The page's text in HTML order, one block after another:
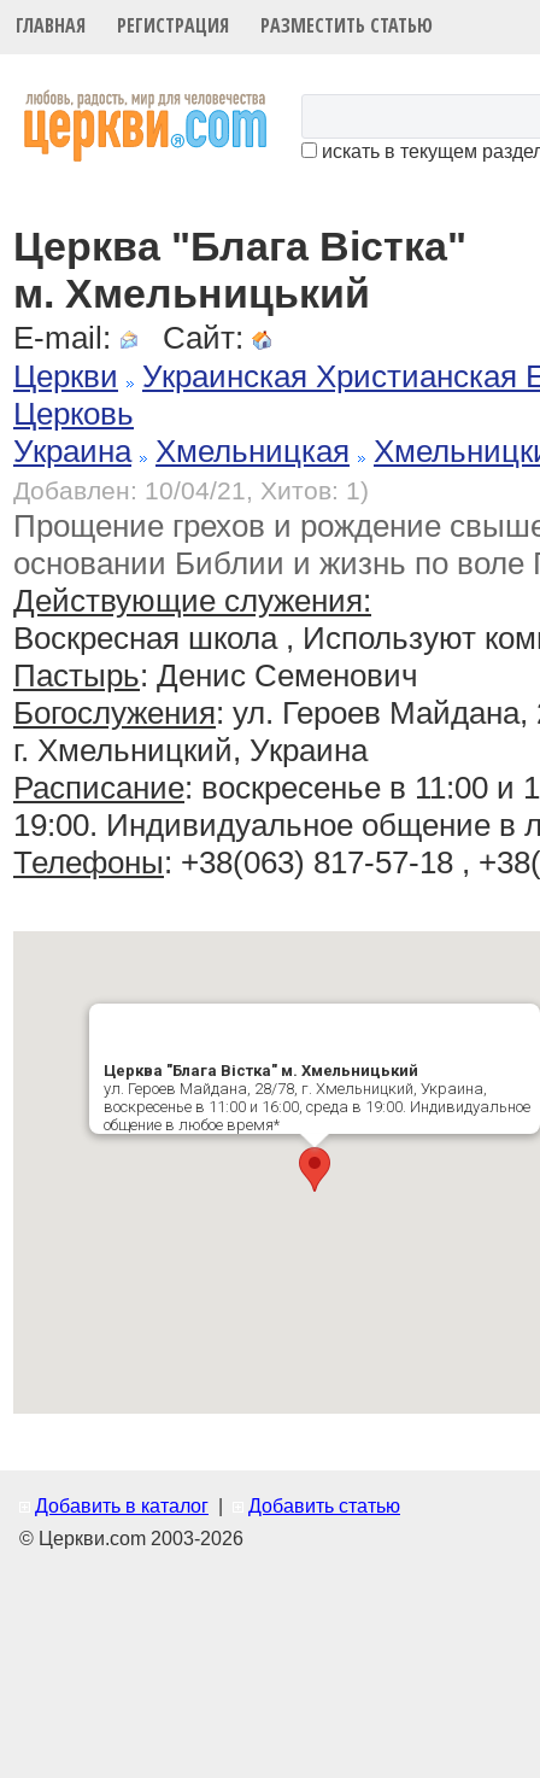
ГЛАВНАЯ РЕГИСТРАЦИЯ РАЗМЕСТИТЬ СТАТЬЮ
искать в текущем
Церква "Блага Вістка"
м. Хмельницький
E-mail:
Сайт:
Церкви
Украинская Христианская
Церковь
Украина
Хмельницкая
Добавлен: 10/04/21, Хитов: 1)
Прощение грехов и рождение
основании Библии и жизнь по воле
Действующие служения:
Воскресная школа , Используют
Пастырь: Денис Семенович
Богослужения: ул. Героев Майдана,
г. Хмельницкий, Украина
Расписание: воскресенье в 11:00 и
19:00. Индивидуальное общение в
Телефоны: +38(063) 817-57-18 ,
Церква "Блага Вістка" м. Хмельницький
ул. Героев Майдана, 28/78, г. Хмельницкий, Украина,
воскресенье в 11:00 и 16:00, среда в 19:00. Индивидуальное
общение в любое время*
Добавить в каталог
Добавить статью
© Церкви.com 2003-2026